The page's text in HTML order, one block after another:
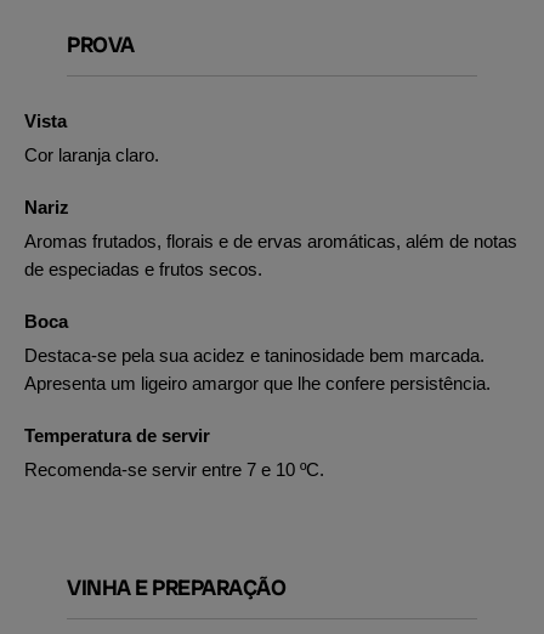
PROVA
Vista
Cor laranja claro.
Nariz
Aromas frutados, florais e de ervas aromáticas, além de notas
de especiadas e frutos secos.
Boca
Destaca-se pela sua acidez e taninosidade bem marcada.
Apresenta um ligeiro amargor que lhe confere persistência.
Temperatura de servir
Recomenda-se servir entre 7 e 10 ºC.
VINHA E PREPARAÇÃO